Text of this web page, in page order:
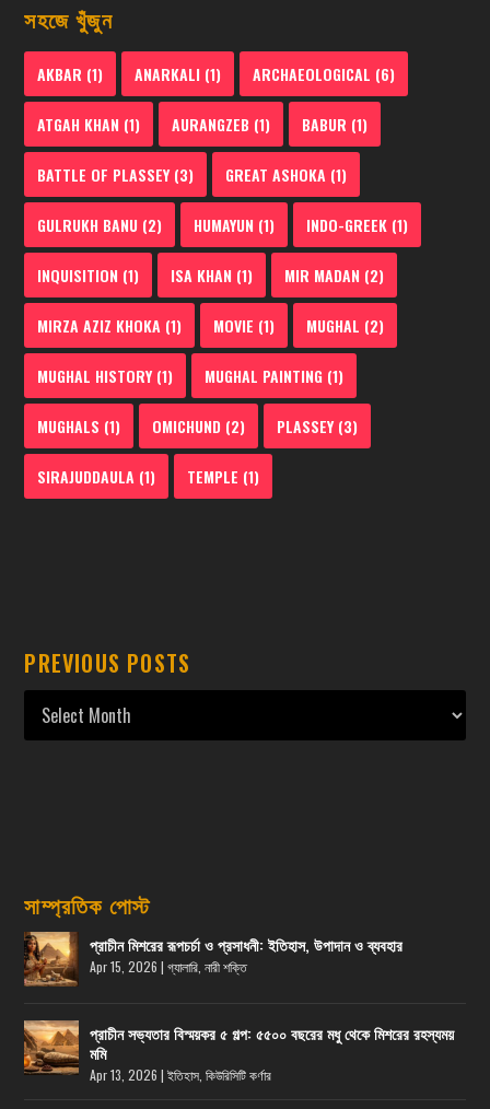
সহজে খুঁজুন
AKBAR (1) ANARKALI (1) ARCHAEOLOGICAL (6)
ATGAH KHAN (1) AURANGZEB (1) BABUR (1)
BATTLE OF PLASSEY(3) GREAT ASHOKA (1)
GULRUKH BANU (2) HUMAYUN (1) INDO-GREEK (1)
INQUISITION (1) ISA KHAN (1) MIR MADAN (2)
MIRZA AZIZ KHOKA (1) MOVIE (1) MUGHAL (2)
MUGHAL HISTORY(1) MUGHAL PAINTING (1)
MUGHALS (1) OMICHUND (2) PLASSEY(3)
SIRAJUDDAULA (1) TEMPLE (1)
PREVIOUS POSTS
সাম্প্রতিক পোস্ট
প্রাচীন মিশরের রূপচর্চা ও প্রসাধনী: ইতিহাস, উপাদান ও ব্যবহার
Apr 15, 2026 |গ্যালারি ,নারী শক্তি
প্রাচীন সভ্যতার বিস্ময়কর ৫ গল্প: ৫৫০০ বছরের মধু থেকে মিশরের রহস্যময়
মমি
Apr 13, 2026 |ইতিহাস ,কিউরিসিটি কর্ণার